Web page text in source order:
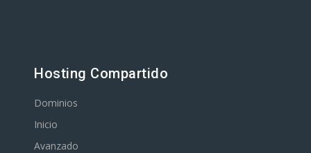
Hosting Compartido
Dominios
Inicio
Avanzado